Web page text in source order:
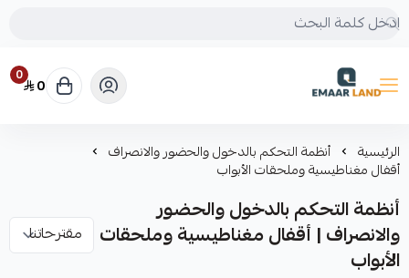
إعمار لاند
0 0
الرئيسية أنظمة التحكم بالدخول والحضور والانصراف
أقفال مغناطيسية وملحقات الأبواب
أنظمة التحكم بالدخول والحضور
والانصراف | أقفال مغناطيسية وملحقات
الأبواب